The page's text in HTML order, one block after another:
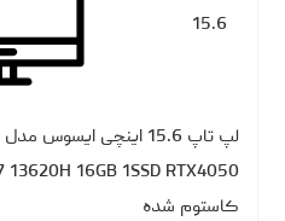
15.6
کاستوم شده